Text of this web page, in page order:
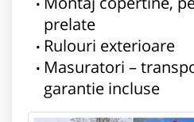
prelate
Rulouri exterioare
Masuratori –
garantie incluse